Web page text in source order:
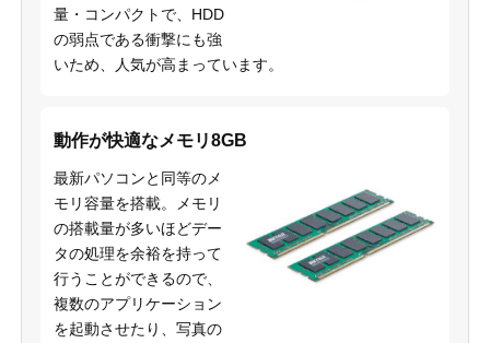
量・コンパクトで、HDD
の弱点である衝撃にも強
いため、人気が高まっています。
動作が快適なメモリ8GB
最新パソコンと同等のメ
モリ容量を搭載。メモリ
の搭載量が多いほどデー
タの処理を余裕を持って
行うことができるので、
複数のアプリケーション
を起動させたり、写真の